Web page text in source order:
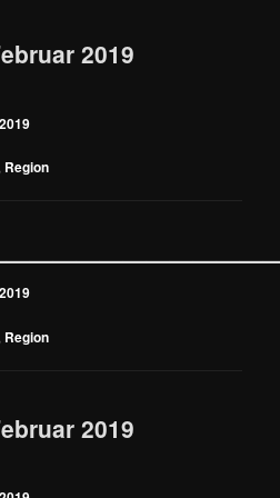
2019
Region
Region
2019